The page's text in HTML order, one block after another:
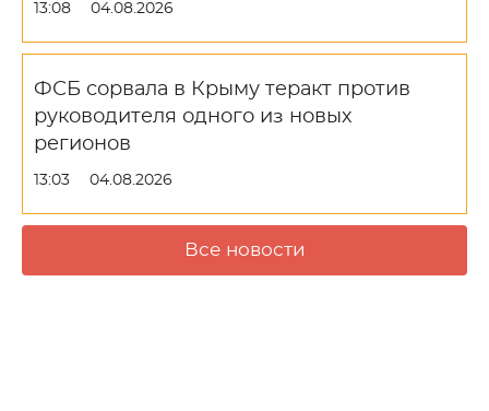
13:08 04.08.2026
ФСБ сорвала в Крыму теракт против
руководителя одного из новых
регионов
13:03 04.08.2026
Все новости